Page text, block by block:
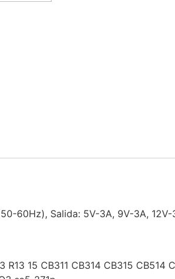
60Hz), Salida: 5V-3A, 9V-3A,
15 CB311 CB314 CB315 CB514